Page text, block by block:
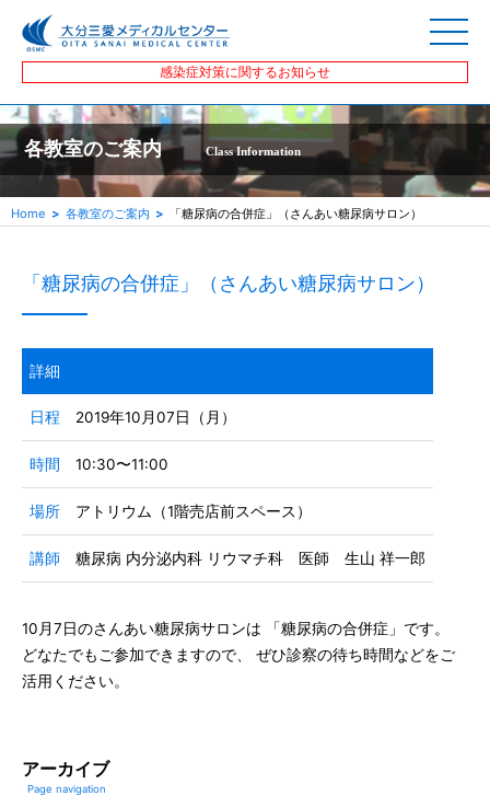
感染症対策に関するお知らせ
各教室のご案内 Class Information
Home 各教室のご案内 「糖尿病の合併症」（さんあい糖尿病サロン）
「糖尿病の合併症」（さんあい糖尿病サロン）
詳細
日程 2019年10月07日（月）
時間 10:30〜11:00
場所 アトリウム（1階売店前スペース）
講師 糖尿病 内分泌内科 リウマチ科 医師 生山 祥一郎
10月7日のさんあい糖尿病サロンは 「糖尿病の合併症」です。
どなたでもご参加できますので、 ぜひ診察の待ち時間などをご
活用ください。
アーカイブ
Page navigation